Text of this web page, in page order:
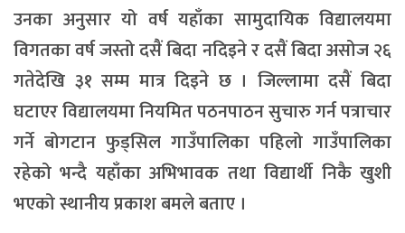
उनका अनुसार यो वर्ष यहाँका सामुदायिक विद्यालयमा
विगतका वर्ष जस्तो दसैं बिदा नदिइने र दसैं बिदा असोज २६
गतेदेखि ३१ सम्म मात्र दिइने छ । जिल्लामा दसैं बिदा
घटाएर विद्यालयमा नियमित पठनपाठन सुचारु गर्न पत्राचार
गर्ने बोगटान फुड्सिल गाउँपालिका पहिलो गाउँपालिका
रहेको भन्दै यहाँका अभिभावक तथा विद्यार्थी निकै खुशी
भएको स्थानीय प्रकाश बमले बताए ।